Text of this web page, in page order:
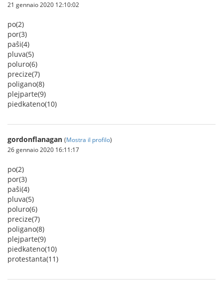
21 gennaio 2020 12:10:02
po(2)
por(3)
paŝi(4)
pluva(5)
poluro(6)
precize(7)
poligano(8)
plejparte(9)
piedkateno(10)
gordonflanagan (Mostra il profilo)
26 gennaio 2020 16:11:17
po(2)
por(3)
paŝi(4)
pluva(5)
poluro(6)
precize(7)
poligano(8)
plejparte(9)
piedkateno(10)
protestanta(11)